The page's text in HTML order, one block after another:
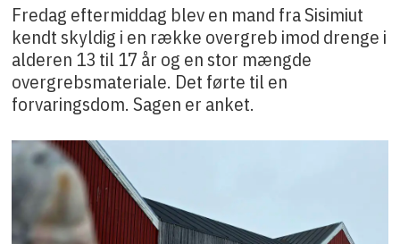
Fredag eftermiddag blev en mand fra Sisimiut
kendt skyldig i en række overgreb imod drenge i
alderen 13 til 17 år og en stor mængde
overgrebsmateriale. Det førte til en
forvaringsdom. Sagen er anket.